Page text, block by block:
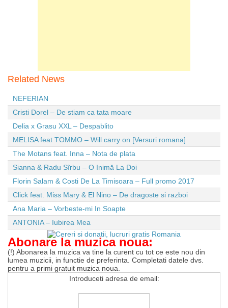
Related News
NEFERIAN
Cristi Dorel – De stiam ca tata moare
Delia x Grasu XXL – Despablito
MELISA feat TOMMO – Will carry on [Versuri romana]
The Motans feat. Inna – Nota de plata
Sianna & Radu Sîrbu – O Inimă La Doi
Florin Salam & Costi De La Timisoara – Full promo 2017
Click feat. Miss Mary & El Nino – De dragoste si razboi
Ana Maria – Vorbeste-mi In Soapte
ANTONIA – Iubirea Mea
Abonare la muzica noua:
(!) Abonarea la muzica va tine la curent cu tot ce este nou din
lumea muzicii, in functie de preferinta. Completati datele dvs.
pentru a primi gratuit muzica noua.
Introduceti adresa de email: